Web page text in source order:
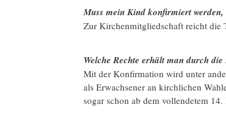
Muss mein Kind konfirmiert
Zur Kirchenmitgliedschaft reicht die
Welche Rechte erhält man durch
Mit der Konfirmation wird unter
als Erwachsener an kirchlichen
sogar schon ab dem vollendetem